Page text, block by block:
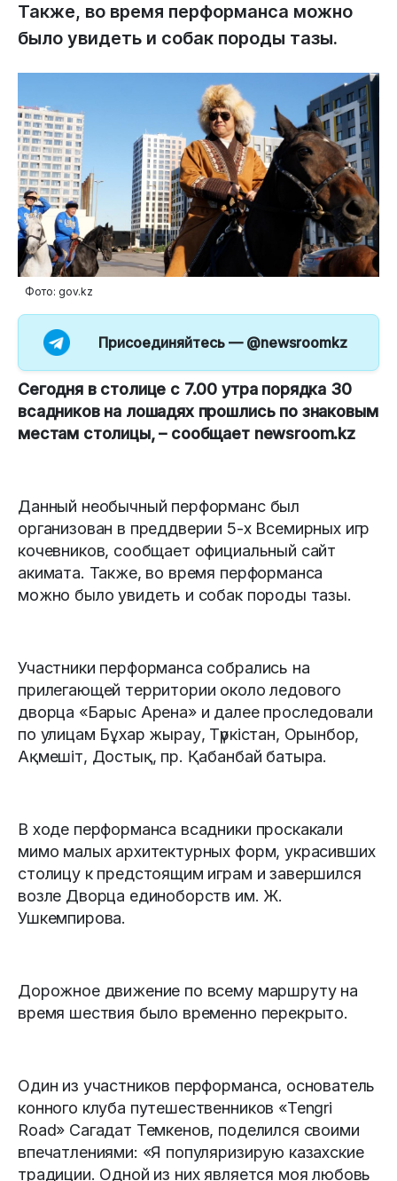
Также, во время перформанса можно
было увидеть и собак породы тазы.
Фото: gov.kz
Присоединяйтесь — @newsroomkz
Сегодня в столице с 7.00 утра порядка 30
всадников на лошадях прошлись по знаковым
местам столицы, – сообщает newsroom.kz
Данный необычный перформанс был
организован в преддверии 5-х Всемирных игр
кочевников, сообщает официальный сайт
акимата. Также, во время перформанса
можно было увидеть и собак породы тазы.
Участники перформанса собрались на
прилегающей территории около ледового
дворца «Барыс Арена» и далее проследовали
по улицам Бұхар жырау, Түркістан, Орынбор,
Ақмешіт, Достық, пр. Қабанбай батыра.
В ходе перформанса всадники проскакали
мимо малых архитектурных форм, украсивших
столицу к предстоящим играм и завершился
возле Дворца единоборств им. Ж.
Ушкемпирова.
Дорожное движение по всему маршруту на
время шествия было временно перекрыто.
Один из участников перформанса, основатель
конного клуба путешественников «Tengri
Road» Сагадат Темкенов, поделился своими
впечатлениями: «Я популяризирую казахские
традиции. Одной из них является моя любовь